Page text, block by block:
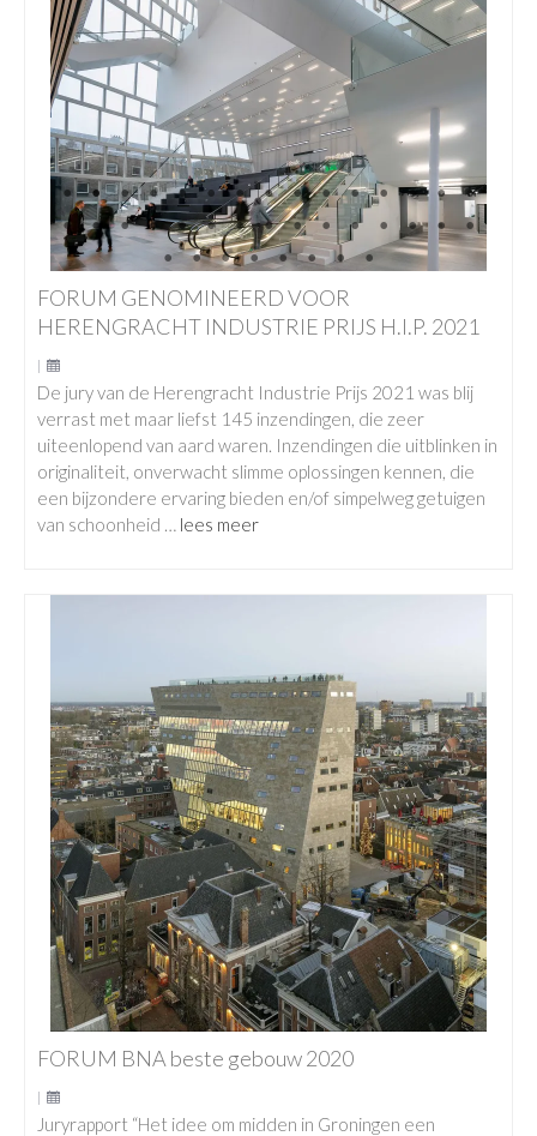
FORUM GENOMINEERD VOOR
HERENGRACHT INDUSTRIE PRIJS H.I.P. 2021
|
De jury van de Herengracht Industrie Prijs 2021 was blij
verrast met maar liefst 145 inzendingen, die zeer
uiteenlopend van aard waren. Inzendingen die uitblinken in
originaliteit, onverwacht slimme oplossingen kennen, die
een bijzondere ervaring bieden en/of simpelweg getuigen
van schoonheid … lees meer
FORUM BNA beste gebouw 2020
|
Juryrapport “Het idee om midden in Groningen een